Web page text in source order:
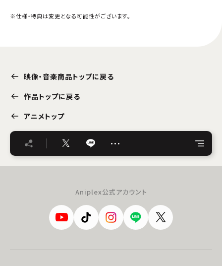
※仕様・特典は変更となる可能性がございます。
映像・音楽商品トップに戻る
作品トップに戻る
アニメトップ
…
Aniplex公式アカウント